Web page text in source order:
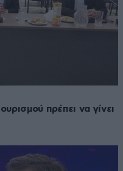
πρέπει να γίνει